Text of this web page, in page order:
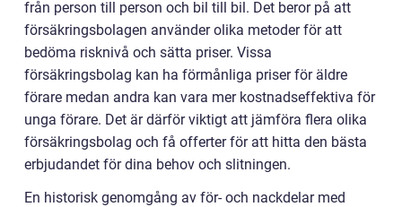
från person till person och bil till bil. Det beror på att
försäkringsbolagen använder olika metoder för att
bedöma risknivå och sätta priser. Vissa
försäkringsbolag kan ha förmånliga priser för äldre
förare medan andra kan vara mer kostnadseffektiva för
unga förare. Det är därför viktigt att jämföra flera olika
försäkringsbolag och få offerter för att hitta den bästa
erbjudandet för dina behov och slitningen.
En historisk genomgång av för- och nackdelar med